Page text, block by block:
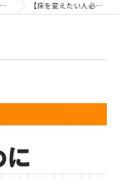
【床を変えたい人必見！】